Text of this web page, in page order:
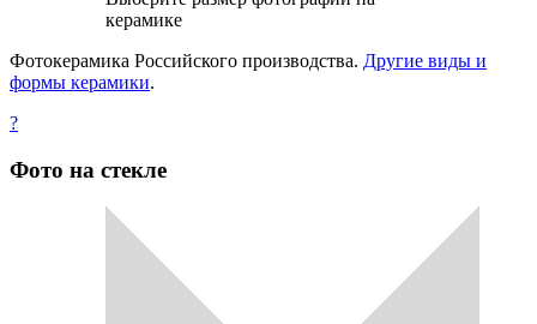
керамике
Фотокерамика Российского производства. Другие виды и
формы керамики.
?
Фото на стекле